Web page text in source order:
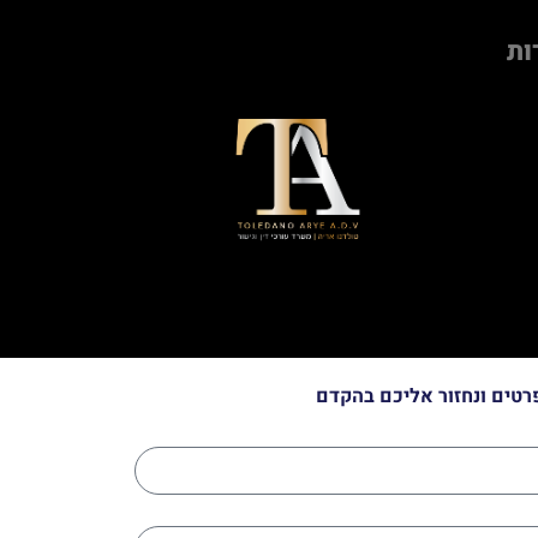
ונחזור אליכם בהקדם